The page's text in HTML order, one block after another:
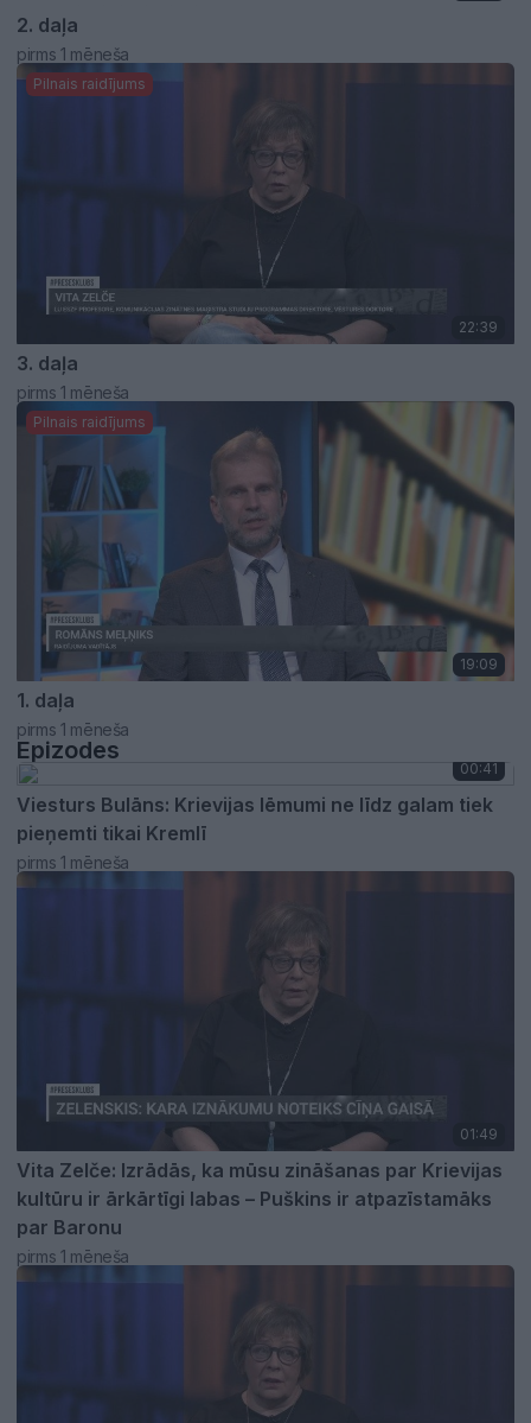
2. daļa
pirms 1 mēneša
Pilnais raidījums
22:39
3. daļa
pirms 1 mēneša
Pilnais raidījums
19:09
1. daļa
pirms 1 mēneša
Epizodes
00:41
Viesturs Bulāns: Krievijas lēmumi ne līdz galam tiek
pieņemti tikai Kremlī
pirms 1 mēneša
01:49
Vita Zelče: Izrādās, ka mūsu zināšanas par Krievijas
kultūru ir ārkārtīgi labas – Puškins ir atpazīstamāks
par Baronu
pirms 1 mēneša